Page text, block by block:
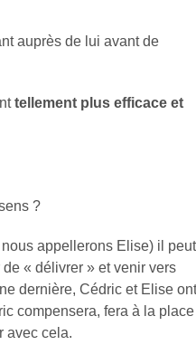
auprès de lui avant de
tellement plus efficace et
?
appellerons Elise) il peut
« délivrer » et venir vers
dernière, Cédric et Elise ont
compensera, fera à la place
avec cela.